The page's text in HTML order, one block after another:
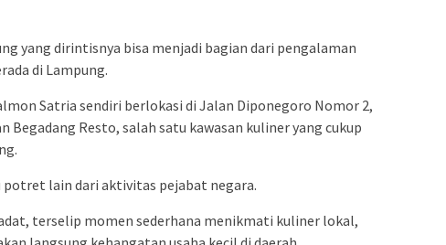
yang dirintisnya bisa menjadi bagian dari pengalaman
di Lampung.
Satria sendiri berlokasi di Jalan Diponegoro Nomor 2,
Begadang Resto, salah satu kawasan kuliner yang cukup
lain dari aktivitas pejabat negara.
terselip momen sederhana menikmati kuliner lokal,